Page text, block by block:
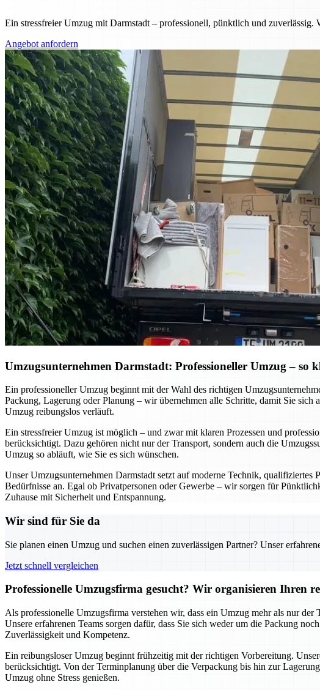
Ein stressfreier Umzug mit Darmstadt – professionell, pünktlich und
Angebot anfordern
Umzugsunternehmen Darmstadt: Professioneller Umzug – so
Ein professioneller Umzug beginnt mit der Wahl des richtigen
Packung, Lagerung oder Planung – wir übernehmen alle Schritte, damit Sie
Umzug reibungslos verläuft.
Ein stressfreier Umzug ist möglich – und zwar mit klaren Prozessen und
berücksichtigt. Dazu gehören nicht nur der Transport, sondern auch die
Umzug so abläuft, wie Sie es sich wünschen.
Unser Umzugsunternehmen Darmstadt setzt auf moderne Technik,
Bedürfnisse an. Egal ob Privatpersonen oder Gewerbe – wir sorgen für
Zuhause mit Sicherheit und Entspannung.
Wir sind für Sie da
Sie planen einen Umzug und suchen einen zuverlässigen Partner? Unser
Jetzt schnell vergleichen
Professionelle Umzugsfirma gesucht? Wir organisieren Ihren
Als professionelle Umzugsfirma verstehen wir, dass ein Umzug mehr als nur
Unsere erfahrenen Teams sorgen dafür, dass Sie sich weder um die Packung
Zuverlässigkeit und Kompetenz.
Ein reibungsloser Umzug beginnt frühzeitig mit der richtigen Vorbereitung.
berücksichtigt. Von der Terminplanung über die Verpackung bis hin zur
Umzug ohne Stress genießen.